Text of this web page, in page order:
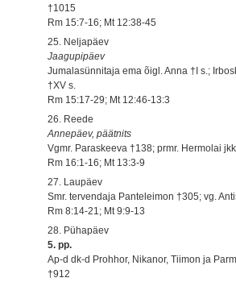
†1015
Rm 15:7-16; Mt 12:38-45
25. Neljapäev
Jaagupipäev
Jumalasünnitaja ema õigl. Anna †I s.;
†XV s.
Rm 15:17-29; Mt 12:46-13:3
26. Reede
Annepäev, päätnits
Vgmr. Paraskeeva †138; prmr. Hermolai
Rm 16:1-16; Mt 13:3-9
27. Laupäev
Smr. tervendaja Panteleimon †305; vg.
Rm 8:14-21; Mt 9:9-13
28. Pühapäev
5. pp.
Ap-d dk-d Prohhor, Nikanor, Tiimon ja
†912